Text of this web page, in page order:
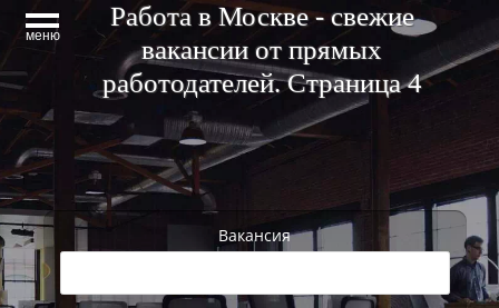
меню
Работа в Москве - свежие
вакансии от прямых
работодателей. Страница 4
Вакансия